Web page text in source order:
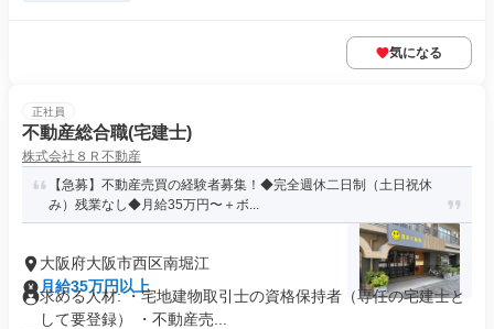
気になる
正社員
不動産総合職(宅建士)
株式会社８Ｒ不動産
【急募】不動産売買の経験者募集！◆完全週休二日制（土日祝休
み）残業なし◆月給35万円〜＋ボ...
大阪府大阪市西区南堀江
月給35万円以上
求める人材: ・宅地建物取引士の資格保持者（専任の宅建士と
して要登録） ・不動産売...